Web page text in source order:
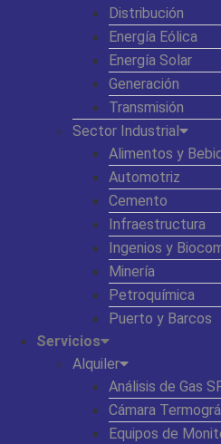
Distribución
Energía Eólica
Energía Solar
Generación
Transmisión
Sector Industrial
Alimentos y
Automotriz
Cemento
Infraestructura
Ingenios y
Minería
Petroquímica
Puerto y Barcos
Servicios
Alquiler
Análisis de Gas
Cámara
Equipos de